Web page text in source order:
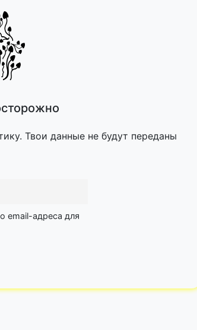
Твои данные не будут переданы
email-адреса для